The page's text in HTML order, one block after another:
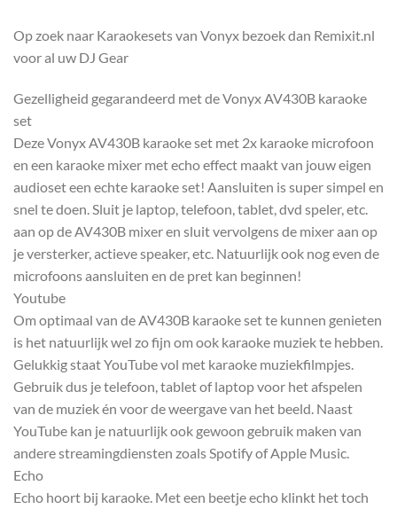
Op zoek naar Karaokesets van Vonyx bezoek dan Remixit.nl
voor al uw DJ Gear
Gezelligheid gegarandeerd met de Vonyx AV430B karaoke
set
Deze Vonyx AV430B karaoke set met 2x karaoke microfoon
en een karaoke mixer met echo effect maakt van jouw eigen
audioset een echte karaoke set! Aansluiten is super simpel en
snel te doen. Sluit je laptop, telefoon, tablet, dvd speler, etc.
aan op de AV430B mixer en sluit vervolgens de mixer aan op
je versterker, actieve speaker, etc. Natuurlijk ook nog even de
microfoons aansluiten en de pret kan beginnen!
Youtube
Om optimaal van de AV430B karaoke set te kunnen genieten
is het natuurlijk wel zo fijn om ook karaoke muziek te hebben.
Gelukkig staat YouTube vol met karaoke muziekfilmpjes.
Gebruik dus je telefoon, tablet of laptop voor het afspelen
van de muziek én voor de weergave van het beeld. Naast
YouTube kan je natuurlijk ook gewoon gebruik maken van
andere streamingdiensten zoals Spotify of Apple Music.
Echo
Echo hoort bij karaoke. Met een beetje echo klinkt het toch